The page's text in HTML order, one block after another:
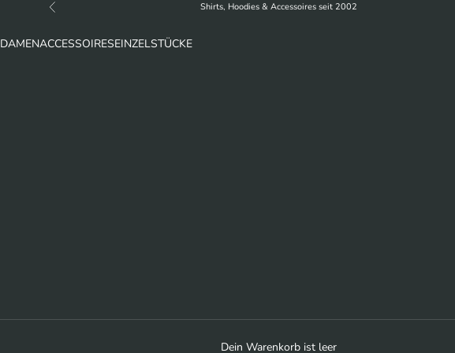
Zurück Shirts, Hoodies & Accessoires seit 2002
DAMENACCESSOIRESEINZELSTÜCKE
Dein Warenkorb ist leer